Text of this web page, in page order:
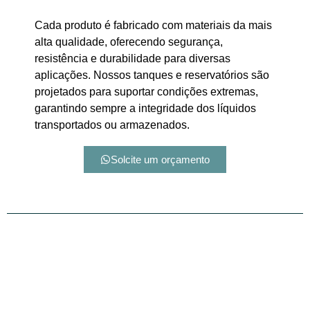
Cada produto é fabricado com materiais da mais
alta qualidade, oferecendo segurança,
resistência e durabilidade para diversas
aplicações. Nossos tanques e reservatórios são
projetados para suportar condições extremas,
garantindo sempre a integridade dos líquidos
transportados ou armazenados.
Solcite um orçamento